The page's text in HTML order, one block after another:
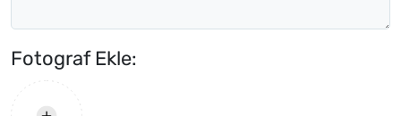
Fotograf Ekle: